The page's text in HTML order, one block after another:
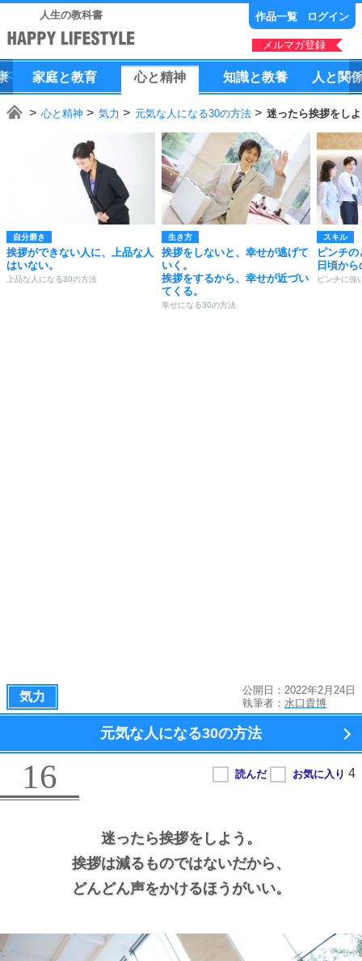
人生の教科書 作品一覧 ログイン
メルマガ登録
家庭と教育 心と精神 知識と教養 人 と 関
心と精神 気力 元気な人になる30の方法 迷ったら挨拶をし
自分磨き
挨拶ができない人に、上品な人
はいない。
上品な人になる30の方法
生き方
挨拶をしないと、幸せが逃げて
いく。
挨拶をするから、幸せが近づい
てくる。
幸せになる30の方法
スキル
ピンチ
日頃か
ピンチに強
気力
公開日：2022年2月24日
執筆者： 水口貴博
元気な人になる30の方法
16
迷ったら挨拶をしよう。
挨拶は減るものではないだから、
どんどん声をかけるほうがいい。